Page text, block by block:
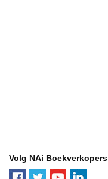
Volg NAi Boekverkopers